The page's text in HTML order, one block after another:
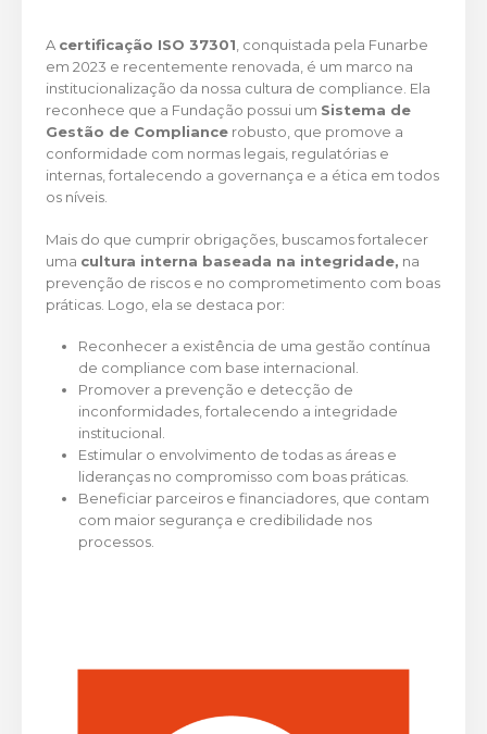
A certificação ISO 37301, conquistada pela Funarbe
em 2023 e recentemente renovada, é um marco na
institucionalização da nossa cultura de compliance. Ela
reconhece que a Fundação possui um Sistema de
Gestão de Compliance robusto, que promove a
conformidade com normas legais, regulatórias e
internas, fortalecendo a governança e a ética em todos
os níveis.
Mais do que cumprir obrigações, buscamos fortalecer
uma cultura interna baseada na integridade, na
prevenção de riscos e no comprometimento com boas
práticas. Logo, ela se destaca por:
Reconhecer a existência de uma gestão contínua
de compliance com base internacional.
Promover a prevenção e detecção de
inconformidades, fortalecendo a integridade
institucional.
Estimular o envolvimento de todas as áreas e
lideranças no compromisso com boas práticas.
Beneficiar parceiros e financiadores, que contam
com maior segurança e credibilidade nos
processos.